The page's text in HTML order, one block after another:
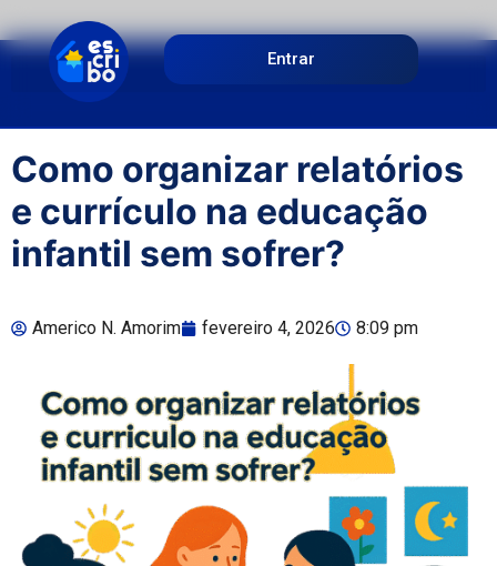
Entrar
Como organizar relatórios
e currículo na educação
infantil sem sofrer?
Americo N. Amorim fevereiro 4, 2026 8:09 pm